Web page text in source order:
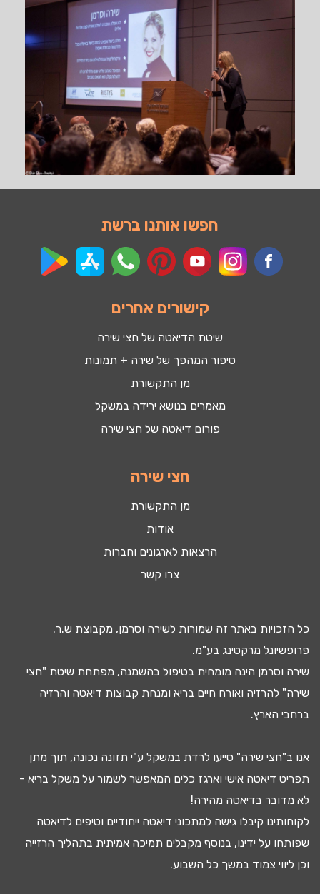
חפשו אותנו ברשת
קישורים אחרים
שיטת הדיאטה של חצי שירה
סיפור המהפך של שירה + תמונות
מן התקשורת
מאמרים בנושא ירידה במשקל
פורום דיאטה של חצי שירה
חצי שירה
מן התקשורת
אודות
הרצאות לארגונים וחברות
צרו קשר
כל הזכויות באתר זה שמורות לשירה וסרמן, מקבוצת ש.ר.
פרופשיונל מרקטינג בע"מ.
שירה וסרמן הינה מומחית בטיפול בהשמנה, מפתחת שיטת "חצי
שירה" להרזיה ואורח חיים בריא ומנחת קבוצות דיאטה והרזיה
ברחבי הארץ.
אנו ב"חצי שירה" סייעו לרדת במשקל ע"י תזונה נכונה, תוך מתן
תפריט דיאטה אישי וארגז כלים המאפשר לשמור על משקל בריא -
לא מדובר בדיאטה מהירה!
לקוחותינו קיבלו גישה למתכוני דיאטה ייחודיים וטיפים לדיאטה
שפותחו על ידינו, בנוסף מקבלים תמיכה אמיתית בתהליך הרזייה
וכן ליווי צמוד במשך כל השבוע.